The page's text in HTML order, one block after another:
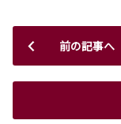
前の記事へ